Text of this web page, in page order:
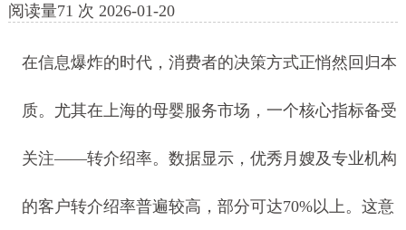
阅读量71 次 2026-01-20
在信息爆炸的时代，消费者的决策方式正悄然回归本
质。尤其在上海的母婴服务市场，一个核心指标备受
关注——转介绍率。数据显示，优秀月嫂及专业机构
的客户转介绍率普遍较高，部分可达70%以上。这意